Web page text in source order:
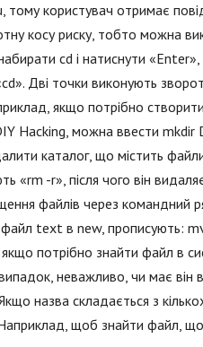
користувач отримає
косу риску, тобто можна
cd і натиснути
Дві точки виконують
якщо потрібно
Hacking, можна ввести
каталог, що містить
«rm -r», після чого він
файлів через командний
text в new, прописують:
потрібно знайти файл в
неважливо, чи має він
назва складається з
щоб знайти файл,